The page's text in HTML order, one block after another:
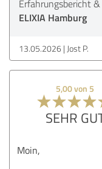
Erfahrungsbericht
ELIXIA Hamburg
13.05.2026 Jost P.
5,00 von 5
SEHR
Moin,